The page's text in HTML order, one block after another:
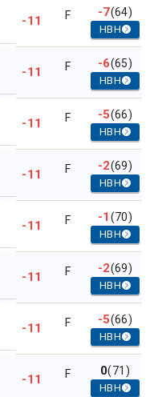
-11 F -7(64)
HBH
-11 F -6(65)
HBH
-11 F -5(66)
HBH
-11 F -2(69)
HBH
-11 F -1(70)
HBH
-11 F -2(69)
HBH
-11 F -5(66)
HBH
-11 F 0(71)
HBH